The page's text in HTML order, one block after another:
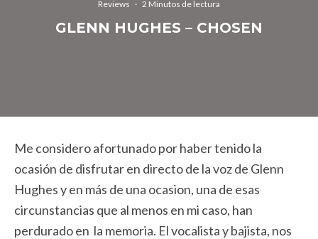
Reviews · 2 Minutos de lectura
GLENN HUGHES – CHOSEN
Me considero afortunado por haber tenido la
ocasión de disfrutar en directo de la voz de Glenn
Hughes y en más de una ocasion, una de esas
circunstancias que al menos en mi caso, han
perdurado en la memoria. El vocalista y bajista, nos